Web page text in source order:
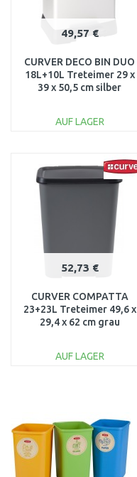
49,57 €
CURVER DECO BIN DUO
18L+10L Treteimer 29 x
39 x 50,5 cm silber
AUF LAGER
Vergleichen
52,73 €
CURVER COMPATTA
23+23L Treteimer 49,6 x
29,4 x 62 cm grau
AUF LAGER